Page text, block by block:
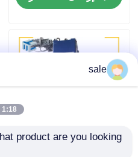
أخبار
القضايا
sale
1:18 PM
product are you looking